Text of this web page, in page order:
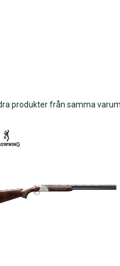
produkter från samma